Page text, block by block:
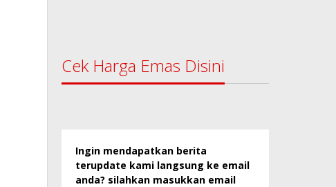
Cek Harga Emas Disini
Ingin mendapatkan berita
terupdate kami langsung ke email
anda? silahkan masukkan email